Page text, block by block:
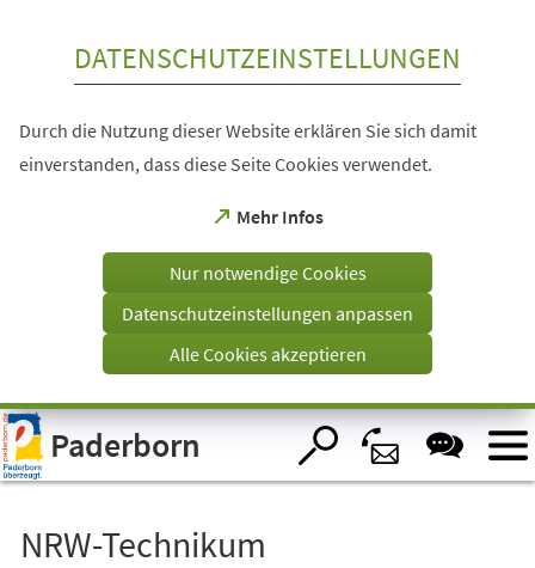
Visuelle
Assistenzsoftware
öffnen.
DATENSCHUTZEINSTELLUNGEN
Durch die Nutzung dieser Website erklären Sie sich damit
einverstanden, dass diese Seite Cookies verwendet.
Mehr Infos
(Öffnet
einem
Tab)
Nur notwendige Cookies
Datenschutzeinstellungen anpassen
Alle Cookies akzeptieren
Paderborn
NRW-Technikum